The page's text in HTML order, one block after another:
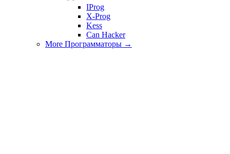
IProg
X-Prog
Kess
Can Hacker
More Программаторы →